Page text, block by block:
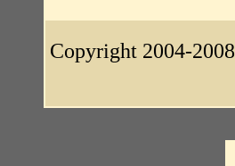
Copyright 2004-2008